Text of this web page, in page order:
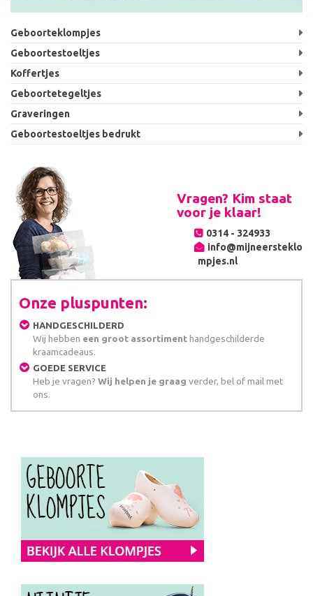
Geboorteklompjes
Geboortestoeltjes
Koffertjes
Geboortetegeltjes
Graveringen
Geboortestoeltjes bedrukt
Vragen? Kim staat
voor je klaar!
0314 - 324933
info@mijneersteklo
mpjes.nl
Onze pluspunten:
HANDGESCHILDERD
Wij hebben een groot assortimenthandgeschilderde
kraamcadeaus.
GOEDE SERVICE
Heb je vragen? Wij helpen je graag verder, bel of mail met
ons.